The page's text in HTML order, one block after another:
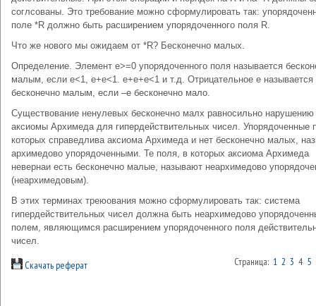
соглсованы. Это требование можно сформулировать так:
поле *R должно быть расширением упорядоченного поля R.
Что же нового мы ожидаем от *R? Бесконечно малых.
Определение. Элемент e>=0 упорядоченного поля называется
малым, если e<1, e+e<1. e+e+e<1 и т.д. Отрицательное e называется
бесконечно малым, если –e бесконечно мало.
Существование ненулевых бесконечно малх равносильно нарушению
аксиомы Архимеда для гипердействительных чисел. Упорядоченные
которых справедлива аксиома Архимеда и нет бесконечно малых,
архимедово упорядоченными. Те поля, в которых аксиома Архимеда
невернаи есть бесконечно малые, называют неархимедово
(неархимедовым).
В этих терминах треюования можно сформулировать так: система
гипердействительных чисел должна быть неархимедово
полем, являющимся расширением упорядоченного поля
чисел.
Скачать реферат Страница: 1 2 3 4 5